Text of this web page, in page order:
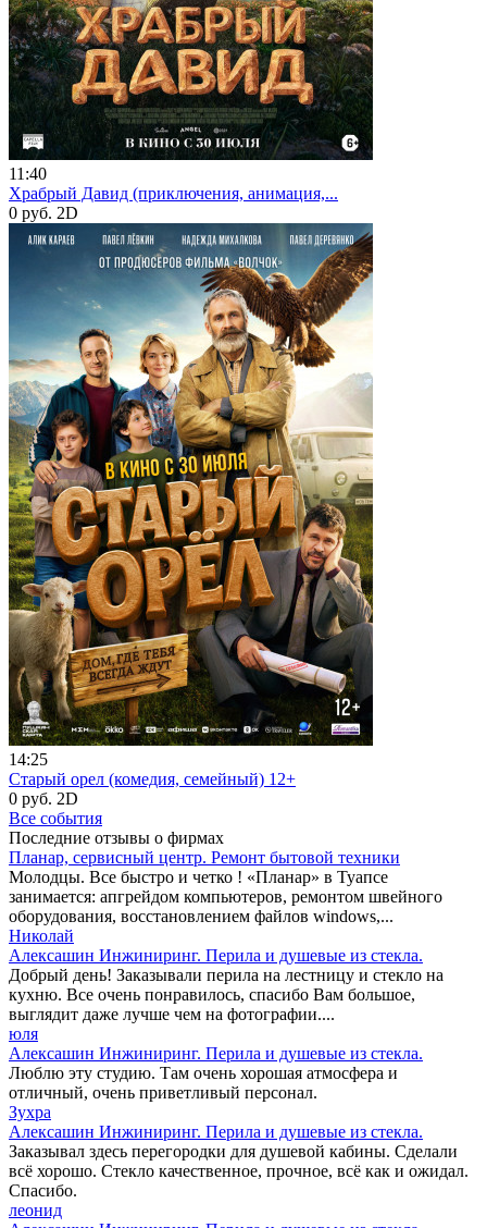
11:40
Храбрый Давид (приключения, анимация,...
0 руб. 2D
14:25
Старый орел (комедия, семейный) 12+
0 руб. 2D
Все события
Последние отзывы о фирмах
Планар, сервисный центр. Ремонт бытовой техники
Молодцы. Все быстро и четко ! «Планар» в Туапсе
занимается: апгрейдом компьютеров, ремонтом швейного
оборудования, восстановлением файлов windows,...
Николай
Алексашин Инжиниринг. Перила и душевые из стекла.
Добрый день! Заказывали перила на лестницу и стекло на
кухню. Все очень понравилось, спасибо Вам большое,
выглядит даже лучше чем на фотографии....
юля
Алексашин Инжиниринг. Перила и душевые из стекла.
Люблю эту студию. Там очень хорошая атмосфера и
отличный, очень приветливый персонал.
Зухра
Алексашин Инжиниринг. Перила и душевые из стекла.
Заказывал здесь перегородки для душевой кабины. Сделали
всё хорошо. Стекло качественное, прочное, всё как и ожидал.
Спасибо.
леонид